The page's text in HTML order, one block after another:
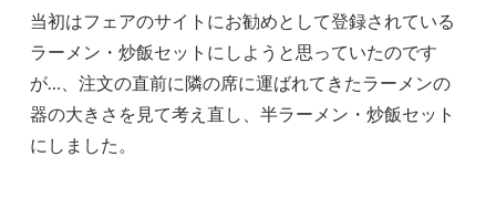
当初はフェアのサイトにお勧めとして登録されている
ラーメン・炒飯セットにしようと思っていたのです
が…、注文の直前に隣の席に運ばれてきたラーメンの
器の大きさを見て考え直し、半ラーメン・炒飯セット
にしました。